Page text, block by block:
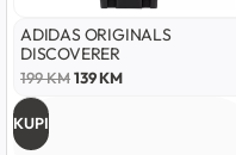
ADIDAS ORIGINALS
DISCOVERER
199KM139KM
KUPI